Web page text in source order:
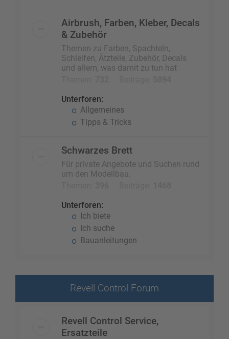
Airbrush, Farben, Kleber, Decals
& Zubehör
Themen zu Farben, Spachteln,
Schleifen, Ätzteile, Zubehör, Decals
und allem, was damit zu tun hat
Unterforen:
Allgemeines
Tipps & Tricks
Schwarzes Brett
Für private Angebote und Suchen rund
um den Modellbau.
Unterforen:
Ich biete
Ich suche
Bauanleitungen
Revell Control Forum
Revell Control Service,
Ersatzteile